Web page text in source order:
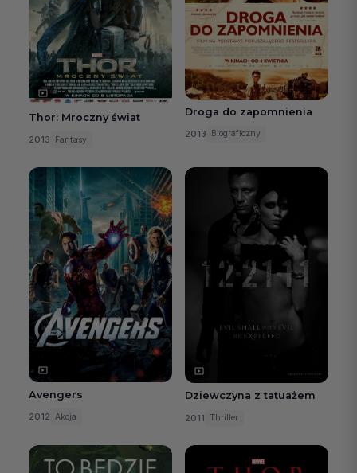
Thor: Mroczny świat
2013 Fantasy
Droga do zapomnienia
2013 Biograficzny
Avengers
2012 Akcja
Dziewczyna z tatuażem
2011 Thriller